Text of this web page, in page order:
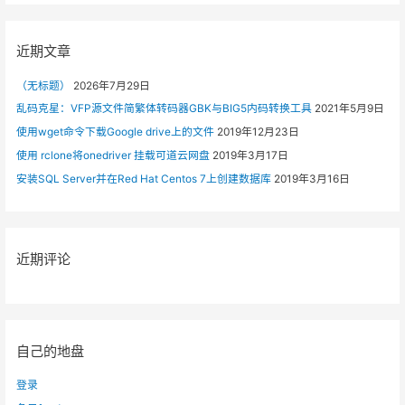
h
r
:
近期文章
（无标题）
2026年7月29日
乱码克星：VFP源文件简繁体转码器GBK与BIG5内码转换工具 2021年5月9日
使用wget命令下载Google drive上的文件 2019年12月23日
使用 rclone将onedriver 挂载可道云网盘 2019年3月17日
安装SQL Server并在Red Hat Centos 7上创建数据库 2019年3月16日
近期评论
自己的地盘
登录